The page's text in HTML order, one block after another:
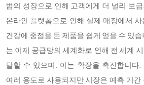
법의 성장으로 인해 고객에게 더 널리 보
온라인 플랫폼으로 인해 실제 매장에서
건강에 중점을 둔 제품을 쉽게 얻을 수 있
는 이제 공급망의 세계화로 인해 전 세계
달할 수 있으며, 이는 확장을 촉진합니다.
여러 용도로 사용되지만 시장은 예측 기간